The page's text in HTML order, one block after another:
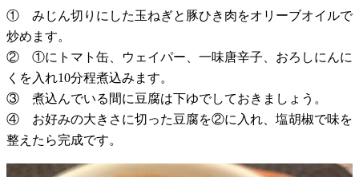
① みじん切りにした玉ねぎと豚ひき肉をオリーブオイルで
炒めます。
② ①にトマト缶、ウェイパー、一味唐辛子、おろしにんに
くを入れ10分程煮込みます。
③ 煮込んでいる間に豆腐は下ゆでしておきましょう。
④ お好みの大きさに切った豆腐を②に入れ、塩胡椒で味を
整えたら完成です。